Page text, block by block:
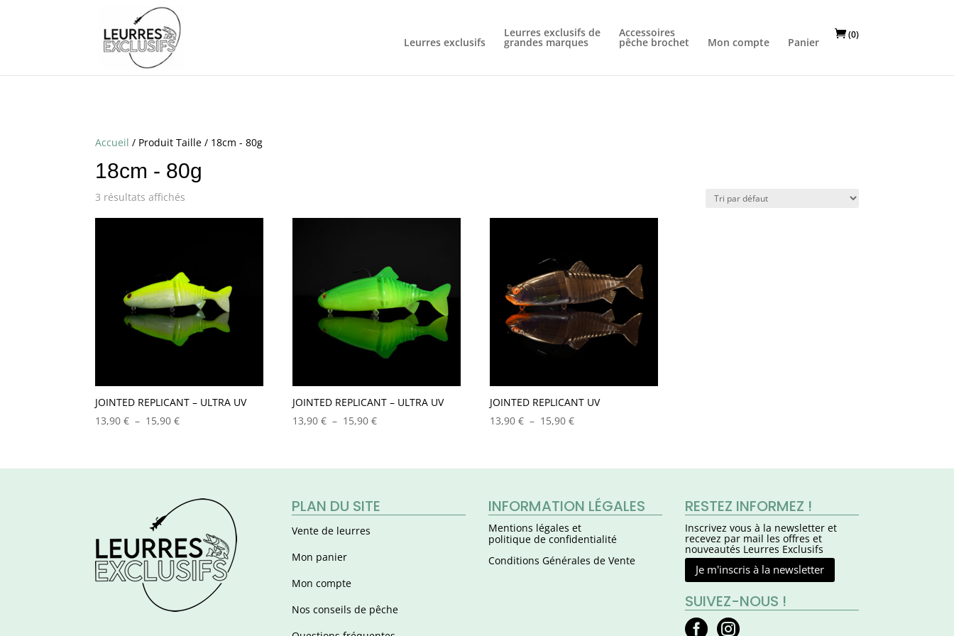
Leurres exclusifs
Leurres exclusifs de
grandes marques
Accessoires
pêche brochet Mon compte Panier
(0)
Accueil / Produit Taille / 18cm - 80g
18cm - 80g
3 résultats affichés
JOINTED REPLICANT – ULTRA UV
13,90€ – 15,90€Plage
13,90 €
15,90 €
JOINTED REPLICANT – ULTRA UV
13,90€ – 15,90€Plage
13,90 €
15,90 €
JOINTED REPLICANT UV
13,90€ – 15,90€Plage
13,90 €
15,90 €
PLAN DU SITE
Vente de leurres
Mon panier
Mon compte
Nos conseils de pêche
INFORMATION LÉGALES
Mentions légales et
politique de confidentialité
Conditions Générales de Vente
RESTEZ INFORMEZ !
Inscrivez vous à la newsletter et
recevez par mail les offres et
nouveautés Leurres Exclusifs
Je m'inscris à la newsletter
SUIVEZ-NOUS !
 